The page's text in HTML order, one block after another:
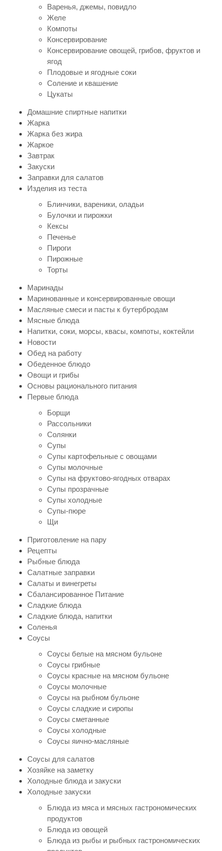
Варенья, джемы, повидло
Желе
Компоты
Консервирование
Консервирование овощей, грибов, фруктов и
ягод
Плодовые и ягодные соки
Соление и квашение
Цукаты
Домашние спиртные напитки
Жарка
Жарка без жира
Жаркое
Завтрак
Закуски
Заправки для салатов
Изделия из теста
Блинчики, вареники, оладьи
Булочки и пирожки
Кексы
Печенье
Пироги
Пирожные
Торты
Маринады
Маринованные и консервированные овощи
Масляные смеси и пасты к бутербродам
Мясные блюда
Напитки, соки, морсы, квасы, компоты, коктейли
Новости
Обед на работу
Обеденное блюдо
Овощи и грибы
Основы рационального питания
Первые блюда
Борщи
Рассольники
Солянки
Супы
Супы картофельные с овощами
Супы молочные
Супы на фруктово-ягодных отварах
Супы прозрачные
Супы холодные
Супы-пюре
Щи
Приготовление на пару
Рецепты
Рыбные блюда
Салатные заправки
Салаты и винегреты
Сбалансированное Питание
Сладкие блюда
Сладкие блюда, напитки
Соленья
Соусы
Соусы белые на мясном бульоне
Соусы грибные
Соусы красные на мясном бульоне
Соусы молочные
Соусы на рыбном бульоне
Соусы сладкие и сиропы
Соусы сметанные
Соусы холодные
Соусы яично-масляные
Соусы для салатов
Хозяйке на заметку
Холодные блюда и закуски
Холодные закуски
Блюда из мяса и мясных гастрономических
продуктов
Блюда из овощей
Блюда из рыбы и рыбных гастрономических